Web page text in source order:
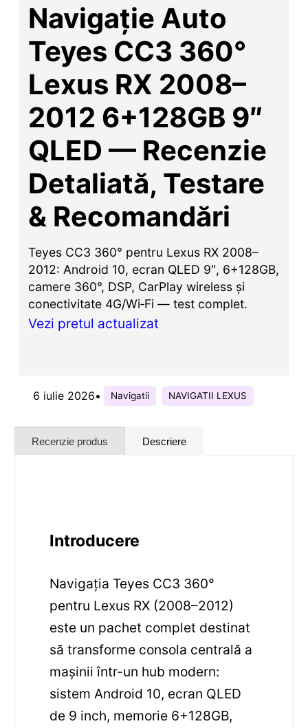
Navigație Auto
Teyes CC3 360°
Lexus RX 2008–
2012 6+128GB 9″
QLED — Recenzie
Detaliată, Testare
& Recomandări
Teyes CC3 360° pentru Lexus RX 2008–
2012: Android 10, ecran QLED 9″, 6+128GB,
camere 360°, DSP, CarPlay wireless și
conectivitate 4G/Wi‑Fi — test complet.
Vezi pretul actualizat
6 iulie 2026• Navigatii NAVIGATII LEXUS
Recenzie produs Descriere
Introducere
Navigația Teyes CC3 360°
pentru Lexus RX (2008–2012)
este un pachet complet destinat
să transforme consola centrală a
mașinii într-un hub modern:
sistem Android 10, ecran QLED
de 9 inch, memorie 6+128GB,